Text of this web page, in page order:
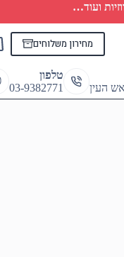
ועוד…
מחירון משלוחים
טלפון
03-9382771